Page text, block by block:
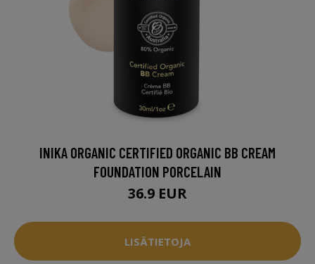
INIKA ORGANIC CERTIFIED ORGANIC BB CREAM
FOUNDATION PORCELAIN
36.9 EUR
LISÄTIETOJA